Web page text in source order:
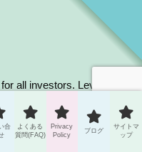
all investors. Leveraged
also be a big risk and
objectives, degree of
on forex trading.
合
よくある
質問(FAQ)
Privacy
Policy
ブログ
サイトマ
ップ